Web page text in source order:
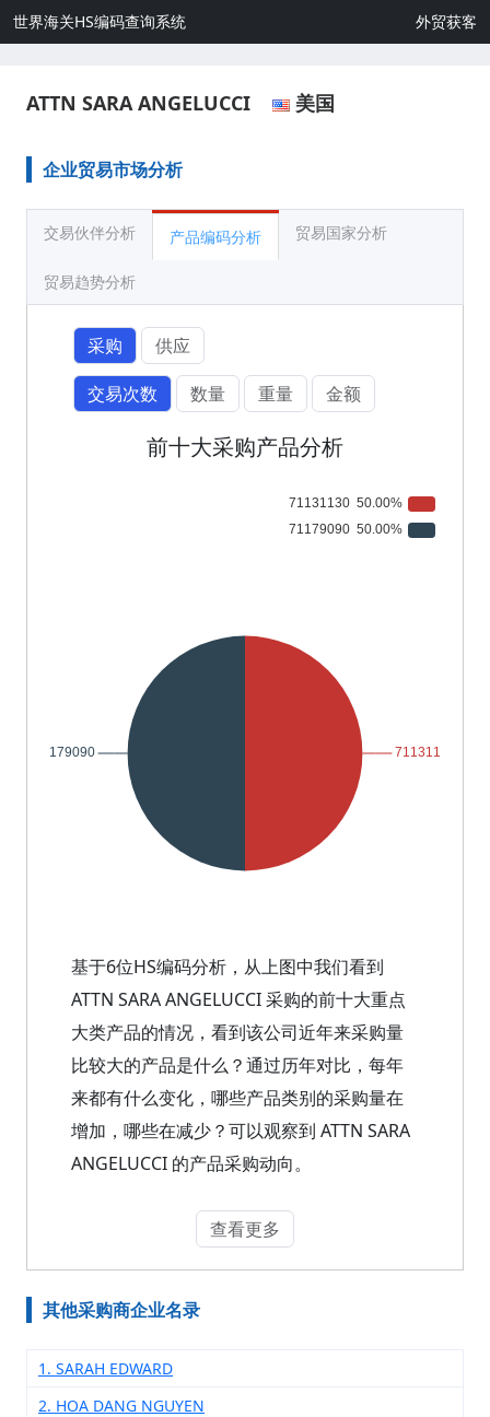
世界海关HS编码查询系统 外贸获客
ATTN SARA ANGELUCCI 美国
企业贸易市场分析
交易伙伴分析 产品编码分析 贸易国家分析
贸易趋势分析
采购
供应
交易次数
数量 重量 金额
前十大采购产品分析
基于6位HS编码分析，从上图中我们看到
ATTN SARA ANGELUCCI 采购的前十大重点
大类产品的情况，看到该公司近年来采购量
比较大的产品是什么？通过历年对比，每年
来都有什么变化，哪些产品类别的采购量在
增加，哪些在减少？可以观察到 ATTN SARA
ANGELUCCI 的产品采购动向。
查看更多
其他采购商企业名录
1. SARAH EDWARD
2. HOA DANG NGUYEN